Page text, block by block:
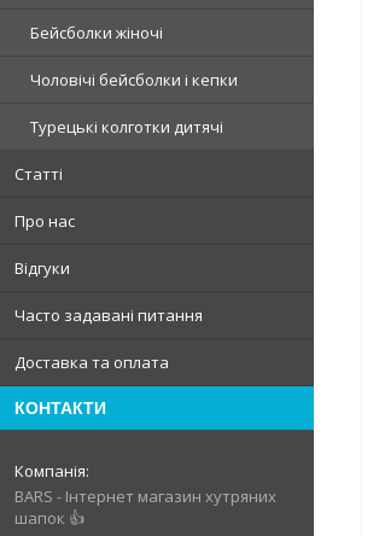
Бейсболки жіночі
Чоловічі бейсболки і кепки
Турецькі колготки дитячі
Статті
Про нас
Відгуки
Часто задавані питання
Доставка та оплата
КОНТАКТИ
BARS - Інтернет магазин хутряних
шапок 👍